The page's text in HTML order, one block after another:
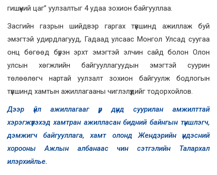
гишүүний цаг” уулзалтыг 4 удаа зохион байгууллаа.
Засгийн газрын шийдвэр гаргах түвшинд ажиллаж буй
эмэгтэй удирдлагууд, Гадаад улсаас Монгол Улсад суугаа
онц бөгөөд бүрэн эрхт эмэгтэй элчин сайд болон Олон
улсын хөгжлийн байгууллагуудын эмэгтэй суурин
төлөөлөгч нартай уулзалт зохион байгуулж бодлогын
түвшинд хамтын ажиллагааны чиглэлүүдийг тодорхойлов.
Дээр үйл ажиллагааг үр дүнд суурилан амжилттай
хэрэгжүүлэхэд хамтран ажилласан бидний байнгын түншлэгч,
дэмжигч байгууллага, хамт олонд Жендэрийн үндэсний
хорооны Ажлын албанаас чин сэтгэлийн Талархал
илэрхийлье.